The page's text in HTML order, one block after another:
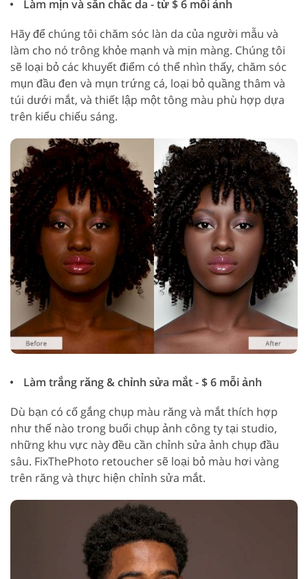
Làm mịn và săn chắc da - từ $ 6 mỗi ảnh
Hãy để chúng tôi chăm sóc làn da của người mẫu và
làm cho nó trông khỏe mạnh và mịn màng. Chúng tôi
sẽ loại bỏ các khuyết điểm có thể nhìn thấy, chăm sóc
mụn đầu đen và mụn trứng cá, loại bỏ quầng thâm và
túi dưới mắt, và thiết lập một tông màu phù hợp dựa
trên kiểu chiếu sáng.
Làm trắng răng & chỉnh sửa mắt - $ 6 mỗi ảnh
Dù bạn có cố gắng chụp màu răng và mắt thích hợp
như thế nào trong buổi chụp ảnh công ty tại studio,
những khu vực này đều cần chỉnh sửa ảnh chụp đầu
sâu. FixThePhoto retoucher sẽ loại bỏ màu hơi vàng
trên răng và thực hiện chỉnh sửa mắt.